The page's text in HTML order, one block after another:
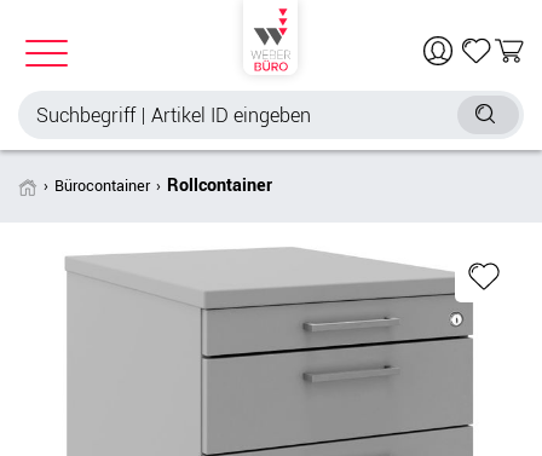
Bürocontainer Rollcontainer